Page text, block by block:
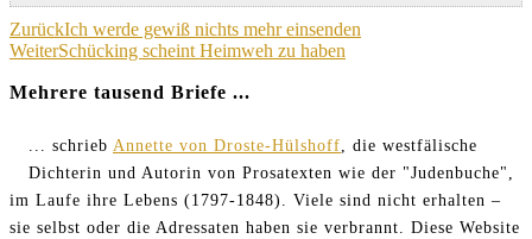
Beitragsnavigation
ZurückIch werde gewiß nichts mehr einsenden
WeiterSchücking scheint Heimweh zu haben
Mehrere tausend Briefe ...
... schrieb Annette von Droste-Hülshoff , die westfälische
Dichterin und Autorin von Prosatexten wie der "Judenbuche",
im Laufe ihre Lebens (1797-1848). Viele sind nicht erhalten –
sie selbst oder die Adressaten haben sie verbrannt. Diese Website